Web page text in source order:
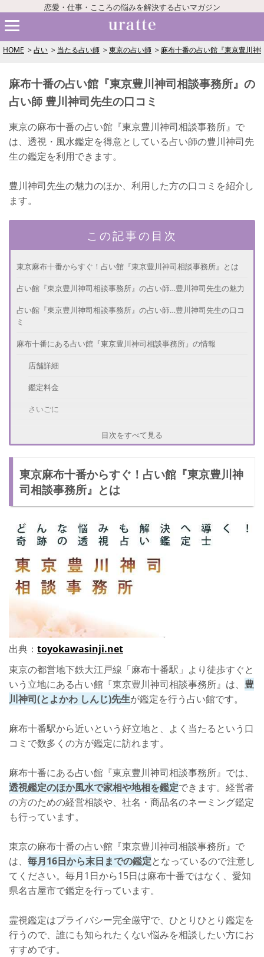
恋愛・仕事・こころの悩みを解決する占いマガジン
HOME 占い 当たる占い師 東京の占い師 麻布十番の占い館『東京豊川
麻布十番の占い館『東京豊川神司相談事務所』の
占い師 豊川神司先生の口コミ
東京の麻布十番の占い館『東京豊川神司相談事務所』で
は、透視・風水鑑定を得意としている占い師の豊川神司先
生の鑑定を利用できます。
豊川神司先生の魅力のほか、利用した方の口コミを紹介し
ます。
この記事の目次
東京麻布十番からすぐ！占い館『東京豊川神司相談事務所』とは
占い館『東京豊川神司相談事務所』の占い師…豊川神司先生の魅力
占い館『東京豊川神司相談事務所』の占い師…豊川神司先生の口コ
ミ
麻布十番にある占い館『東京豊川神司相談事務所』の情報
店舗詳細
鑑定料金
さいごに
目次をすべて見る
東京麻布十番からすぐ！占い館『東京豊川神
司相談事務所』とは
出典： toyokawasinji.net
東京の都営地下鉄大江戸線「麻布十番駅」より徒歩すぐと
いう立地にある占い館『東京豊川神司相談事務所』は、 豊
川神司(とよかわ しんじ)先生が鑑定を行う占い館です。
麻布十番駅から近いという好立地と、よく当たるという口
コミで数多くの方が鑑定に訪れます。
麻布十番にある占い館『東京豊川神司相談事務所』では、
透視鑑定のほか風水で家相や地相を鑑定できます。経営者
の方のための経営相談や、社名・商品名のネーミング鑑定
も行っています。
東京の麻布十番の占い館『東京豊川神司相談事務所』で
は、 毎月16日から末日までの鑑定となっているので注意し
てください。毎月1日から15日は麻布十番ではなく、愛知
県名古屋市で鑑定を行っています。
霊視鑑定はプライバシー完全厳守で、ひとりひとり鑑定を
行うので、誰にも知られたくない悩みを相談したい方にお
すすめです。